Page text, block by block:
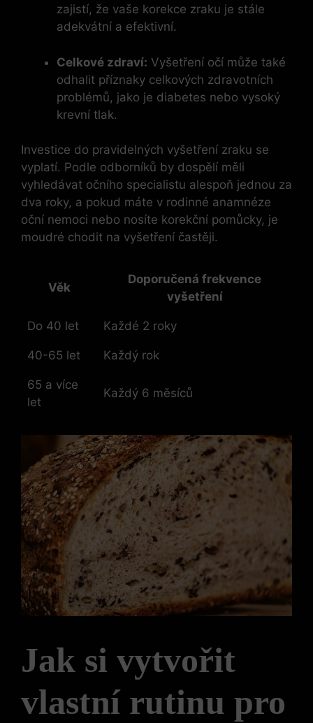
zajistí, že vaše korekce zraku je stále
adekvátní a efektivní.
Celkové zdraví: Vyšetření očí může také
odhalit příznaky celkových zdravotních
problémů, jako je diabetes nebo vysoký
krevní tlak.
Investice do pravidelných vyšetření zraku se
vyplatí. Podle odborníků by dospělí měli
vyhledávat očního specialistu alespoň jednou za
dva roky, a pokud máte v rodinné anamnéze
oční nemoci nebo nosíte korekční pomůcky, je
moudré chodit na vyšetření častěji.
Věk
Doporučená frekvence
vyšetření
Do 40 let Každé 2 roky
40-65 let Každý rok
65 a více
let
Každý 6 měsíců
Jak si vytvořit
vlastní rutinu pro